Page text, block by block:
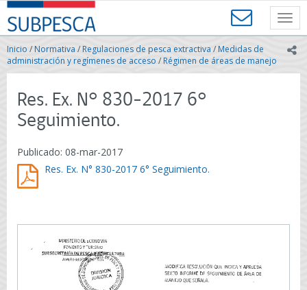
Contenido
principal
SUBPESCA
-
Subsecretaría
de
Pesca
Acuicultura
-
Gobierno
Chile
Inicio /Normativa / Regulaciones de pesca extractiva / Medidas de
administración y regímenes de acceso / Régimen de áreas de manejo
Res. Ex. N° 830-2017 6°
Seguimiento.
Publicado: 08-mar-2017
Res. Ex. N° 830-2017 6° Seguimiento.